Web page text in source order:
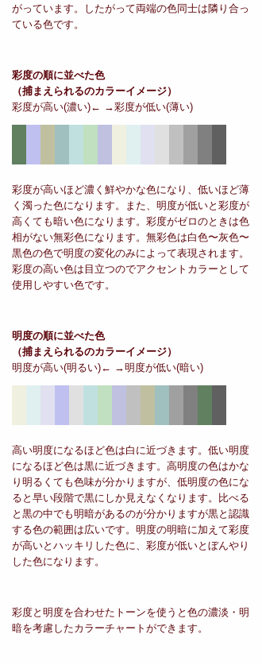
がっています。したがって両端の色同士は隣り合っ
ている色です。
彩度の順に並べた色
（捕まえられるのカラーイメージ）
彩度が高い(濃い)← →彩度が低い(薄い)
彩度が高いほど濃く鮮やかな色になり、低いほど薄
く濁った色になります。また、明度が低いと彩度が
高くても暗い色になります。彩度がゼロのときは色
相がない無彩色になります。無彩色は白色〜灰色〜
黒色の色で明度の変化のみによって表現されます。
彩度の高い色は目立つのでアクセントカラーとして
使用しやすい色です。
明度の順に並べた色
（捕まえられるのカラーイメージ）
明度が高い(明るい)← →明度が低い(暗い)
高い明度になるほど色は白に近づきます。低い明度
になるほど色は黒に近づきます。高明度の色はかな
り明るくても色味が分かりますが、低明度の色にな
ると早い段階で黒にしか見えなくなります。比べる
と黒の中でも明暗があるのが分かりますが黒と認識
する色の範囲は広いです。明度の明暗に加えて彩度
が高いとハッキリした色に、彩度が低いとぼんやり
した色になります。
彩度と明度を合わせたトーンを使うと色の濃淡・明
暗を考慮したカラーチャートができます。